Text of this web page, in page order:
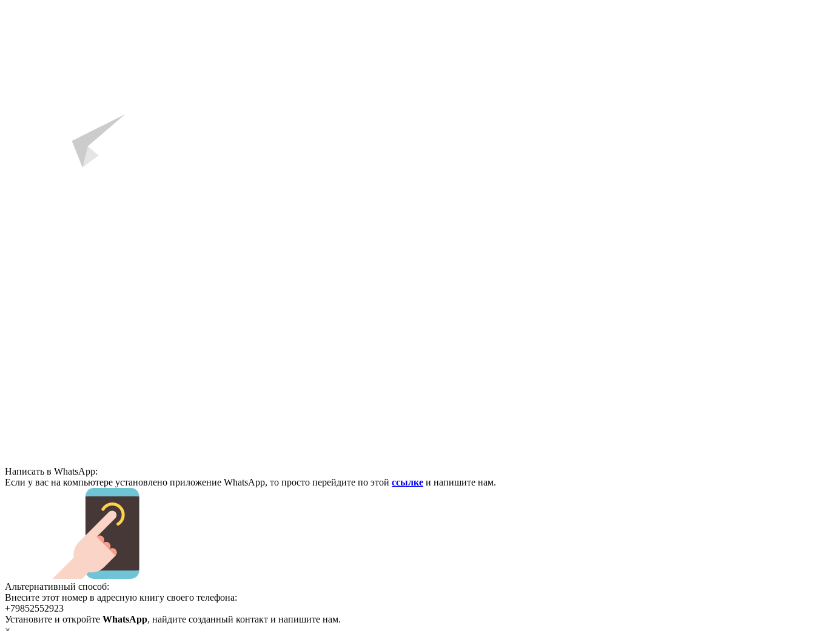
Написать в WhatsApp:
Если у вас на компьютере установлено приложение WhatsApp, то просто перейдите по этой ссылке и напишите нам.
Альтернативный способ:
Внесите этот номер в адресную книгу своего телефона:
+79852552923
Установите и откройте WhatsApp, найдите созданный контакт и напишите нам.